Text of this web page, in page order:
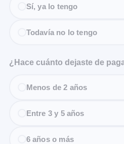
Sí, ya lo tengo
Todavía no lo tengo
¿Hace cuánto dejaste de
Menos de 2 años
Entre 3 y 5 años
6 años o más